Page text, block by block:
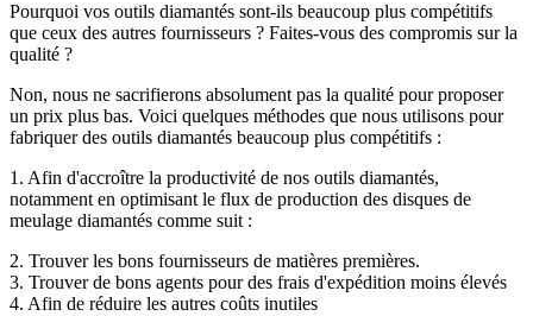
Pourquoi vos outils diamantés sont-ils beaucoup plus compétitifs
que ceux des autres fournisseurs ? Faites-vous des compromis sur la
qualité ?
Non, nous ne sacrifierons absolument pas la qualité pour proposer
un prix plus bas. Voici quelques méthodes que nous utilisons pour
fabriquer des outils diamantés beaucoup plus compétitifs :
1. Afin d'accroître la productivité de nos outils diamantés,
notamment en optimisant le flux de production des disques de
meulage diamantés comme suit :
2. Trouver les bons fournisseurs de matières premières.
3. Trouver de bons agents pour des frais d'expédition moins élevés
4. Afin de réduire les autres coûts inutiles